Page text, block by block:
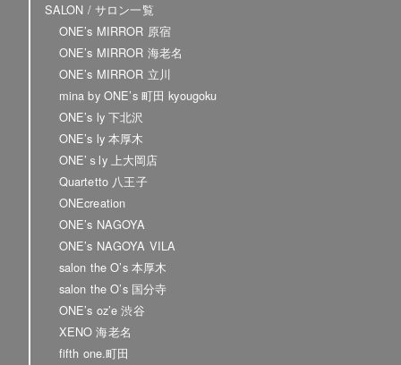
SALON / サロン一覧
ONE’s MIRROR 原宿
ONE’s MIRROR 海老名
ONE’s MIRROR 立川
mina by ONE’s 町田 kyougoku
ONE’s ly 下北沢
ONE’s ly 本厚木
ONE’ｓly 上大岡店
Quartetto 八王子
ONEcreation
ONE’s NAGOYA
ONE’s NAGOYA VILA
salon the O’s 本厚木
salon the O’s 国分寺
ONE’s oz’e 渋谷
XENO 海老名
fifth one.町田